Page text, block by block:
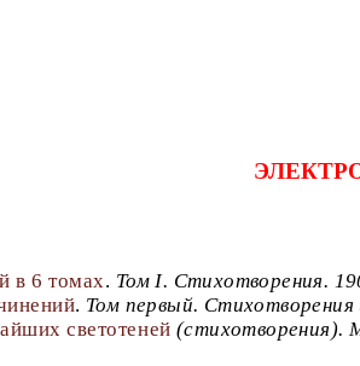
в 6 томах. Том I. Стихотворения.
. Том первый.
светотеней (стихотворения).